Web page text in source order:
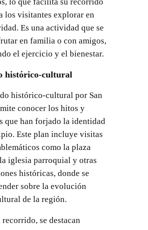
los visitantes explorar en
Es una actividad que se
en familia o con amigos,
el ejercicio y el bienestar.
histórico-cultural
histórico-cultural por San
conocer los hitos y
que han forjado la identidad
Este plan incluye visitas
como la plaza
iglesia parroquial y otras
históricas, donde se
sobre la evolución
de la región.
se destacan